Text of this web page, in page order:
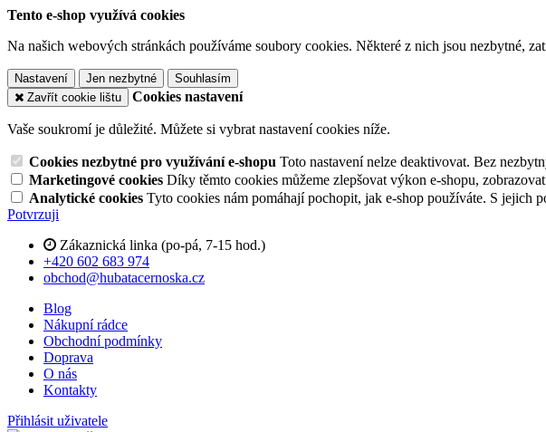
Tento e-shop využívá cookies
Na našich webových stránkách používáme soubory cookies. Některé z nich jsou nezbytné,
Nastavení Jen nezbytné
Souhlasím
Zavřít cookie lištu
Cookies nastavení
Vaše soukromí je důležité. Můžete si vybrat nastavení cookies níže.
Cookies nezbytné pro využívání e-shopu Toto nastavení nelze deaktivovat. Bez
Marketingové cookies Díky těmto cookies můžeme zlepšovat výkon e-shopu,
Analytické cookies Tyto cookies nám pomáhají pochopit, jak e-shop používáte. S jejich
Potvrzuji
Zákaznická linka (po-pá, 7-15 hod.)
+420 602 683 974
obchod@hubatacernoska.cz
Blog
Nákupní rádce
Obchodní podmínky
Doprava
O nás
Kontakty
Přihlásit uživatele